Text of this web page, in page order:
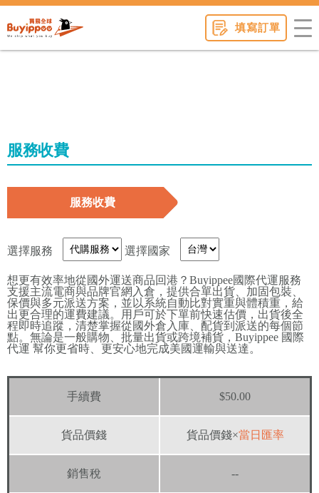
填寫訂單
服務收費
服務收費
選擇服務 選擇國家
想更有效率地從國外運送商品回港？Buyippee國際代運服務
支援主流電商與品牌官網入倉，提供合單出貨、加固包裝、
保價與多元派送方案，並以系統自動比對實重與體積重，給
出更合理的運費建議。用戶可於下單前快速估價，出貨後全
程即時追蹤，清楚掌握從國外倉入庫、配貨到派送的每個節
點。無論是一般購物、批量出貨或跨境補貨，Buyippee 國際
代運 幫你更省時、更安心地完成美國運輸與送達。
手續費 $50.00
貨品價錢 貨品價錢×當日匯率
銷售稅 --